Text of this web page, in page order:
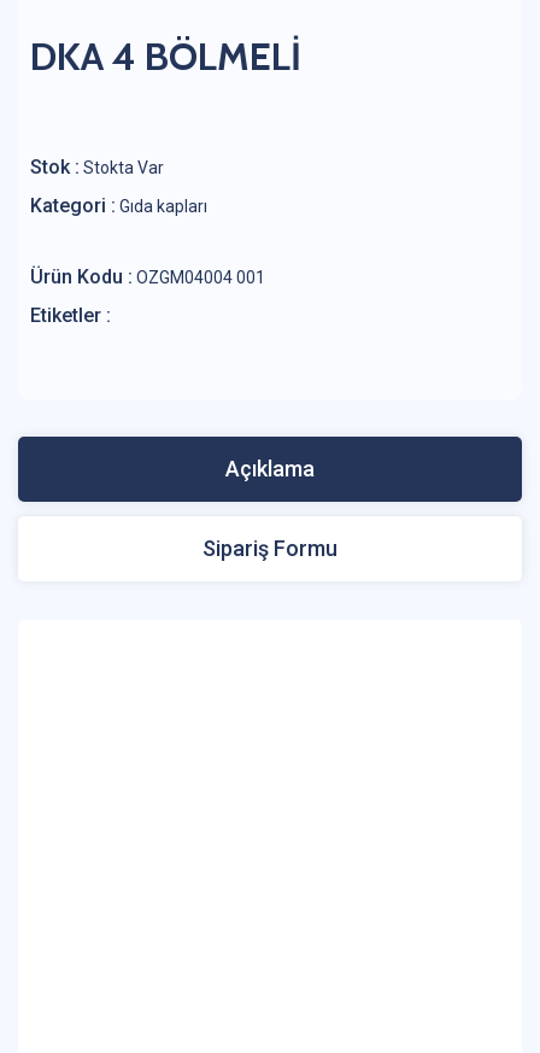
DKA 4 BÖLMELİ
Stok : Stokta Var
Kategori : Gıda kapları
Ürün Kodu : OZGM04004 001
Etiketler :
Açıklama
Sipariş Formu